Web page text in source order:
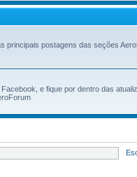
principais postagens das seções
e fique por dentro das